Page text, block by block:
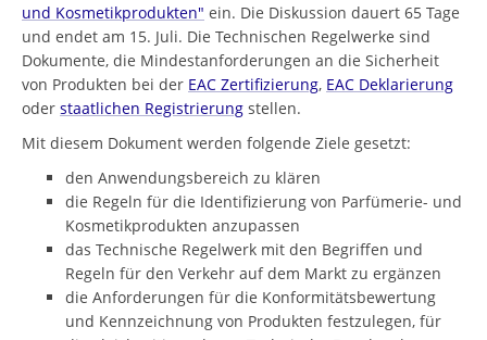
und Kosmetikprodukten" ein. Die Diskussion dauert 65 Tage
und endet am 15. Juli. Die Technischen Regelwerke sind
Dokumente, die Mindestanforderungen an die Sicherheit
von Produkten bei der EAC Zertifizierung, EAC Deklarierung
oder staatlichen Registrierung stellen.
Mit diesem Dokument werden folgende Ziele gesetzt:
den Anwendungsbereich zu klären
die Regeln für die Identifizierung von Parfümerie- und
Kosmetikprodukten anzupassen
das Technische Regelwerk mit den Begriffen und
Regeln für den Verkehr auf dem Markt zu ergänzen
die Anforderungen für die Konformitätsbewertung
und Kennzeichnung von Produkten festzulegen, für